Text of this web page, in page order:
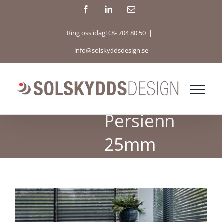
FacebookLinkedInE-
Ring oss idag! 08- 704 80 50 |
info@solskyddsdesign.se
Persienn
25mm
Visa
större